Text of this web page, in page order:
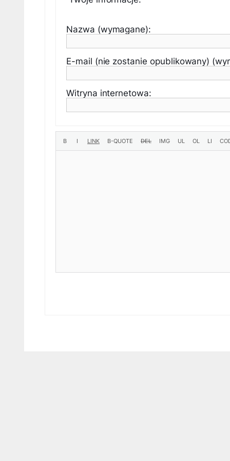
Nazwa (wymagane):
E-mail (nie zostanie opublikowany)
Witryna internetowa: